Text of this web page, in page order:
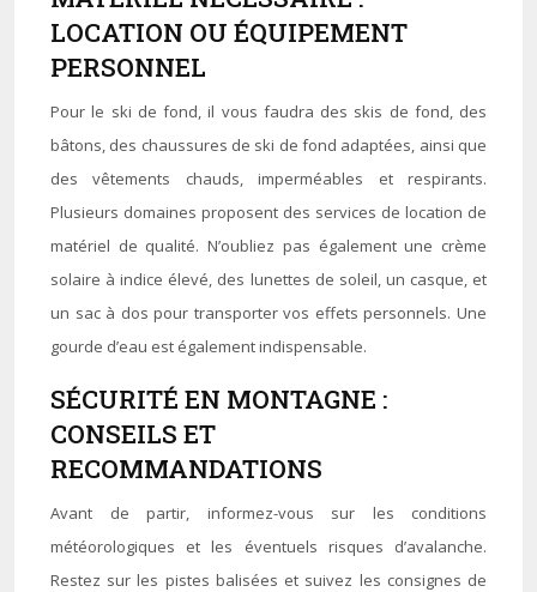
LOCATION OU ÉQUIPEMENT
PERSONNEL
Pour le ski de fond, il vous faudra des skis de fond, des
bâtons, des chaussures de ski de fond adaptées, ainsi que
des vêtements chauds, imperméables et respirants.
Plusieurs domaines proposent des services de location de
matériel de qualité. N’oubliez pas également une crème
solaire à indice élevé, des lunettes de soleil, un casque, et
un sac à dos pour transporter vos effets personnels. Une
gourde d’eau est également indispensable.
SÉCURITÉ EN MONTAGNE :
CONSEILS ET
RECOMMANDATIONS
Avant de partir, informez-vous sur les conditions
météorologiques et les éventuels risques d’avalanche.
Restez sur les pistes balisées et suivez les consignes de